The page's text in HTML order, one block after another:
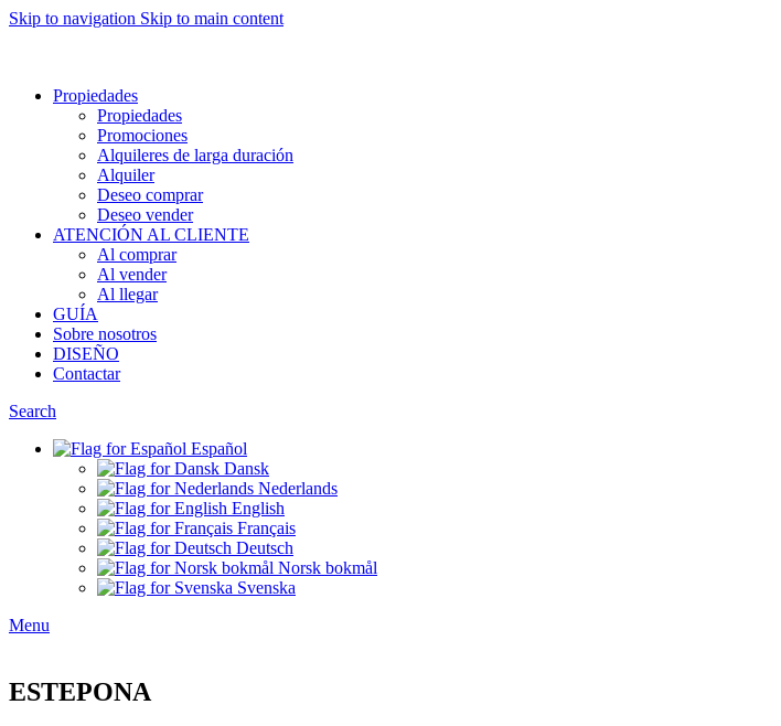
Skip to navigation Skip to main content
Propiedades
Propiedades
Promociones
Alquileres de larga duración
Alquiler
Deseo comprar
Deseo vender
ATENCIÓN AL CLIENTE
Al comprar
Al vender
Al llegar
GUÍA
Sobre nosotros
DISEÑO
Contactar
Search
Español
Dansk
Nederlands
English
Français
Deutsch
Norsk bokmål
Svenska
Menu
ESTEPONA